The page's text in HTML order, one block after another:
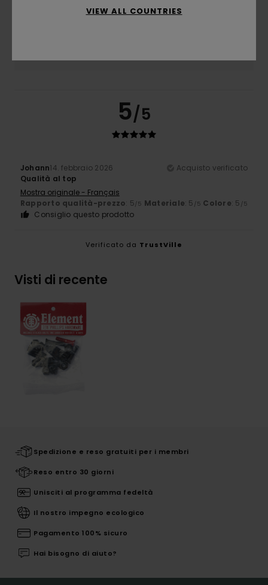
5/5
Johann14. febbraio 2026
Acquisto verificato
Qualità al top
Mostra originale - Français
Rapporto qualità-prezzo: 5/5 Materiale: 5 /5 Colore: 5 /5
Consiglio questo prodotto
Verificato da TrustVille
Visti di recente
Spedizione e reso gratuiti per i membri
Reso entro 30 giorni
Unisciti al programma fedeltà
Il nostro impegno ecologico
Pagamento 100% sicuro
Hai bisogno di aiuto?
VIEW ALL COUNTRIES